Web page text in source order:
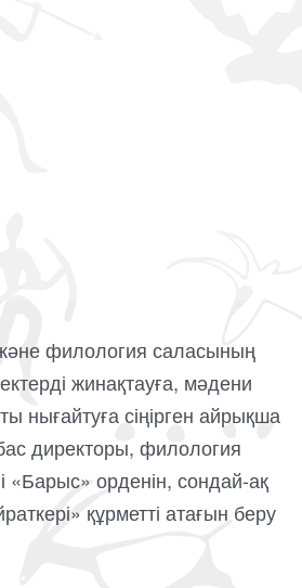
филология саласының
жинақтауға, мәдени
нығайтуға сіңірген айрықша
директоры, филология
орденін, сондай-ақ
құрметті атағын беру